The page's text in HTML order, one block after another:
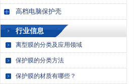
高档电脑保护壳
行业信息
离型膜的分类及应用领域
保护膜的分类方法
保护膜的材质有哪些？